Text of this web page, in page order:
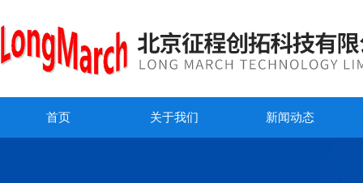
首页 关于我们 新闻动态